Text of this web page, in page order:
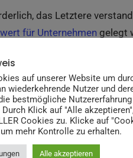
das Letztere
für Unternehmen gelegt
in
auf unserer Website um
wiederkehrende Nutzer und
bestmögliche
Klick auf "Alle
Cookies zu. Klicke auf
mehr Kontrolle zu erhalten.
Alle akzeptieren